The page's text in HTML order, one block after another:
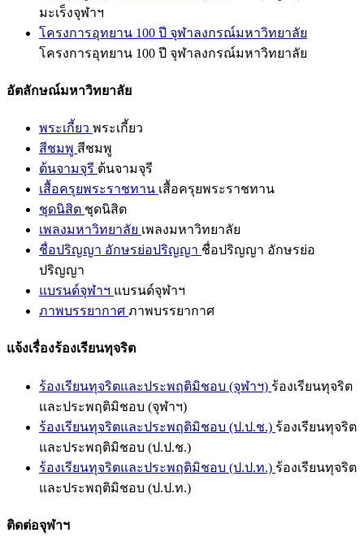
มะเร็งจุฬาฯ
โครงการอุทยาน 100 ปี จุฬาลงกรณ์มหาวิทยาลัย
โครงการอุทยาน 100 ปี จุฬาลงกรณ์มหาวิทยาลัย
อัตลักษณ์มหาวิทยาลัย
พระเกี้ยว พระเกี้ยว
สีชมพู สีชมพู
ต้นจามจุรี ต้นจามจุรี
เสื้อครุยพระราชทาน เสื้อครุยพระราชทาน
ชุดนิสิต ชุดนิสิต
เพลงมหาวิทยาลัย เพลงมหาวิทยาลัย
ชื่อปริญญา อักษรย่อปริญญา ชื่อปริญญา อักษรย่อ
ปริญญา
แบรนด์จุฬาฯ แบรนด์จุฬาฯ
ภาพบรรยากาศ ภาพบรรยากาศ
แจ้งเรื่องร้องเรียนทุจริต
ร้องเรียนทุจริตและประพฤติมิชอบ (จุฬาฯ) ร้องเรียนทุจริต
และประพฤติมิชอบ (จุฬาฯ)
ร้องเรียนทุจริตและประพฤติมิชอบ (ป.ป.ช.) ร้องเรียนทุจริต
และประพฤติมิชอบ (ป.ป.ช.)
ร้องเรียนทุจริตและประพฤติมิชอบ (ป.ป.ท.) ร้องเรียนทุจริต
และประพฤติมิชอบ (ป.ป.ท.)
ติดต่อจุฬาฯ